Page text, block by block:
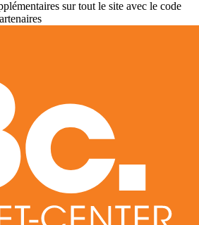
sur tout le site avec le code